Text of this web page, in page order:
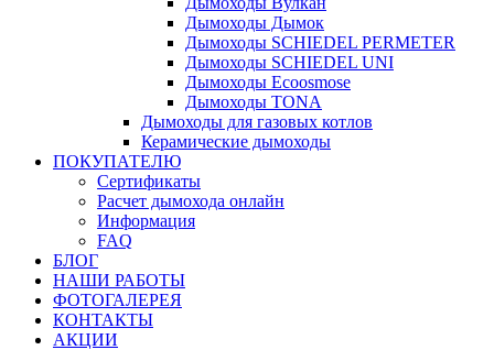
Дымоходы Дымок
Дымоходы SCHIEDEL PERMETER
Дымоходы SCHIEDEL UNI
Дымоходы Ecoosmose
Дымоходы TONA
Дымоходы для газовых котлов
Керамические дымоходы
ПОКУПАТЕЛЮ
Сертификаты
Расчет дымохода онлайн
Информация
FAQ
БЛОГ
НАШИ РАБОТЫ
ФОТОГАЛЕРЕЯ
КОНТАКТЫ
АКЦИИ